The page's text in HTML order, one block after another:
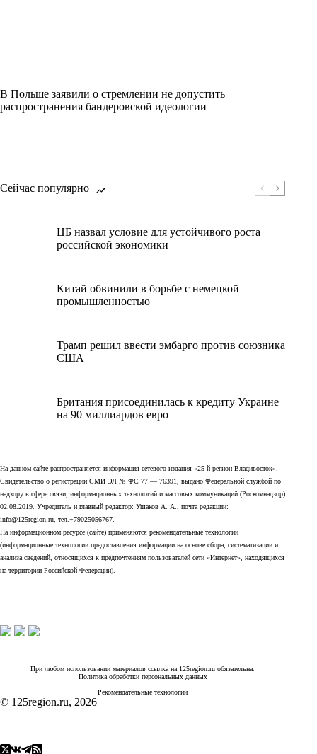
В Польше заявили о стремлении не допустить
распространения бандеровской идеологии
Сейчас популярно
ЦБ назвал условие для устойчивого роста
российской экономики
Китай обвинили в борьбе с немецкой
промышленностью
Трамп решил ввести эмбарго против союзника
США
Британия присоединилась к кредиту Украине
на 90 миллиардов евро
На данном сайте распространяется информация сетевого издания «25-й регион Владивосток».
Свидетельство о регистрации СМИ ЭЛ № ФС 77 — 76391, выдано Федеральной службой по
надзору в сфере связи, информационных технологий и массовых коммуникаций (Роскомнадзор)
02.08.2019. Учредитель и главный редактор: Ушаков А. А., почта редакции:
info@125region.ru, тел.+79025056767.
На информационном ресурсе (сайте) применяются рекомендательные технологии
(информационные технологии предоставления информации на основе сбора, систематизации и
анализа сведений, относящихся к предпочтениям пользователей сети «Интернет», находящихся
на территории Российской Федерации).
При любом использовании материалов ссылка на 125region.ru обязательна.
Политика обработки персональных данных
Рекомендательные технологии
© 125region.ru, 2026